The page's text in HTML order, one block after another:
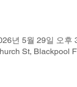
년 5월 29일 오후
St, Blackpool